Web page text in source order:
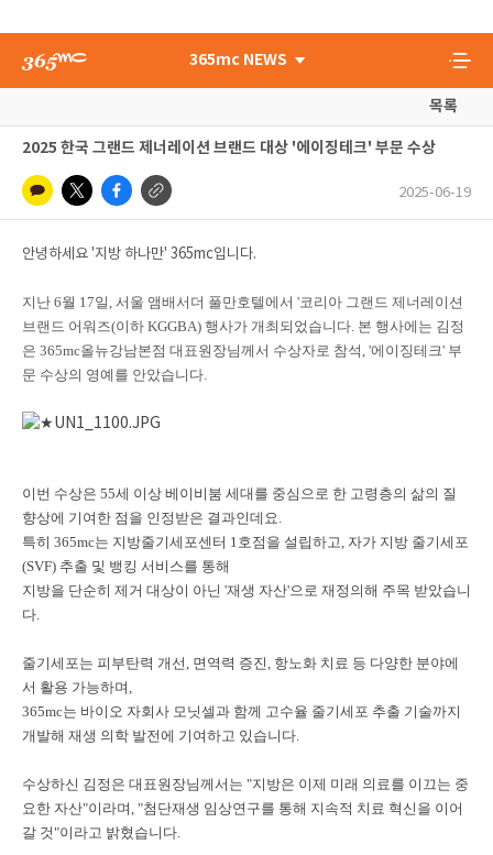
365mc NEWS
목록
2025 한국 그랜드 제너레이션 브랜드 대상 '에이징테크' 부문 수상
2025-06-19
안녕하세요 '지방 하나만' 365mc입니다.
지난 6월 17일, 서울 앰배서더 풀만호텔에서 '코리아 그랜드 제너레이션
브랜드 어워즈(이하 KGGBA) 행사가 개최되었습니다. 본 행사에는 김정
은 365mc올뉴강남본점 대표원장님께서 수상자로 참석, '에이징테크' 부
문 수상의 영예를 안았습니다.
이번 수상은 55세 이상 베이비붐 세대를 중심으로 한 고령층의 삶의 질
향상에 기여한 점을 인정받은 결과인데요.
특히 365mc는 지방줄기세포센터 1호점을 설립하고, 자가 지방 줄기세포
(SVF) 추출 및 뱅킹 서비스를 통해
지방을 단순히 제거 대상이 아닌 '재생 자산'으로 재정의해 주목 받았습니
다.
줄기세포는 피부탄력 개선, 면역력 증진, 항노화 치료 등 다양한 분야에
서 활용 가능하며,
365mc는 바이오 자회사 모닛셀과 함께 고수율 줄기세포 추출 기술까지
개발해 재생 의학 발전에 기여하고 있습니다.
수상하신 김정은 대표원장님께서는 "지방은 이제 미래 의료를 이끄는 중
요한 자산"이라며, "첨단재생 임상연구를 통해 지속적 치료 혁신을 이어
갈 것"이라고 밝혔습니다.